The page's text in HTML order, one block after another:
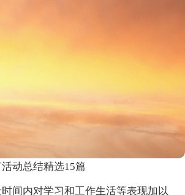
动总结精选15篇
间内对学习和工作生活等表现加以